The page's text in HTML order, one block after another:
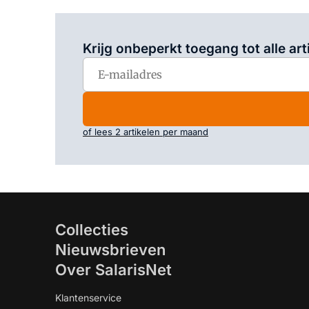
Krijg onbeperkt toegang tot alle
of lees 2 artikelen per maand
Collecties
Nieuwsbrieven
Over SalarisNet
Klantenservice